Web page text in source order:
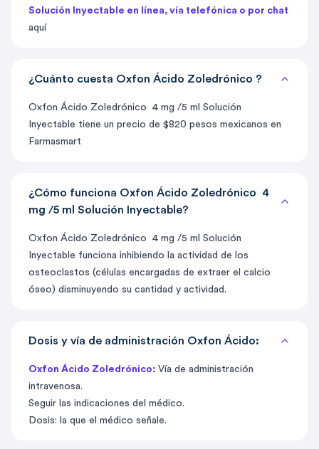
Solución Inyectable en línea, vía telefónica o por chat
aquí
¿Cuánto cuesta Oxfon Ácido Zoledrónico ?
Oxfon Ácido Zoledrónico 4 mg /5 ml Solución
Inyectable tiene un precio de $820 pesos mexicanos en
Farmasmart
¿Cómo funciona Oxfon Ácido Zoledrónico 4
mg /5 ml Solución Inyectable?
Oxfon Ácido Zoledrónico 4 mg /5 ml Solución
Inyectable funciona inhibiendo la actividad de los
osteoclastos (células encargadas de extraer el calcio
óseo) disminuyendo su cantidad y actividad.
Dosis y vía de administración Oxfon Ácido:
Oxfon Ácido Zoledrónico: Vía de administración
intravenosa.
Seguir las indicaciones del médico.
Dosis: la que el médico señale.